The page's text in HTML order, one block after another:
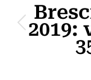
2019: